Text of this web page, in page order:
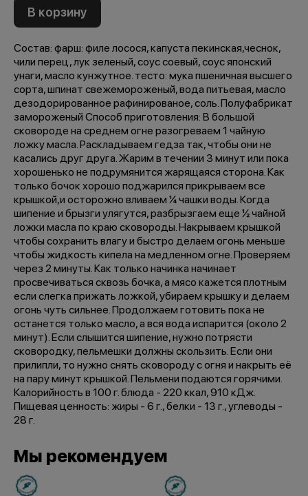
В корзину
Состав: фарш: филе лосося, капуста пекинская,чеснок,
чили перец, лук зеленый, соус соевый, соус японский
унаги, масло кунжутное. тесто: мука пшеничная высшего
сорта, шпинат свежемороженый, вода питьевая, масло
дезодорированное рафинированое, соль. Полуфабрикат
замороженый Способ приготовления: В большой
сковороде на среднем огне разогреваем 1 чайную
ложку масла. Раскладываем гедза так, чтобы они не
касались друг друга. Жарим в течении 3 минут или пока
хорошенько не подрумянится жарящаяся сторона. Как
только бочок хорошо поджарился прикрываем все
крышкой,и осторожно вливаем ¼ чашки воды. Когда
шипение и брызги улягутся, разбрызгаем еще ½ чайной
ложки масла по краю сковороды. Накрываем крышкой
чтобы сохранить влагу и быстро делаем огонь меньше
чтобы жидкость кипела на медленном огне. Проверяем
через 2 минуты. Как только начинка начинает
просвечиваться сквозь бочка, а мясо кажется плотным
если слегка прижать ложкой, убираем крышку и делаем
огонь чуть сильнее. Продолжаем готовить пока не
останется только масло, а вся вода испарится (около 2
минут). Если слышится шипение, нужно потрясти
сковородку, пельмешки должны скользить. Если они
прилипли, то нужно снять сковороду с огня и накрыть её
на пару минут крышкой. Пельмени подаются горячими.
Калорийность в 100 г. блюда - 220 ккал, 910 кДж.
Пищевая ценность: жиры - 6 г., белки - 13 г., углеводы -
28 г.
Мы рекомендуем